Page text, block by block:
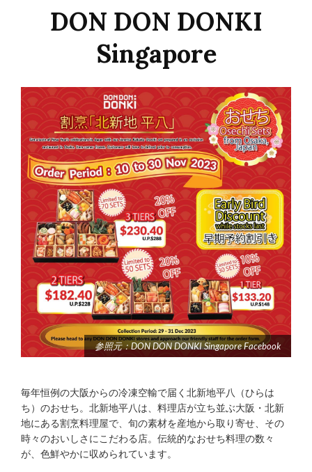
DON DON DONKI
Singapore
参照元：DON DON DONKI Singapore Facebook
毎年恒例の大阪からの冷凍空輸で届く北新地平八（ひらは
ち）のおせち。北新地平八は、料理店が立ち並ぶ大阪・北新
地にある割烹料理屋で、旬の素材を産地から取り寄せ、その
時々のおいしさにこだわる店。伝統的なおせち料理の数々
が、色鮮やかに収められています。